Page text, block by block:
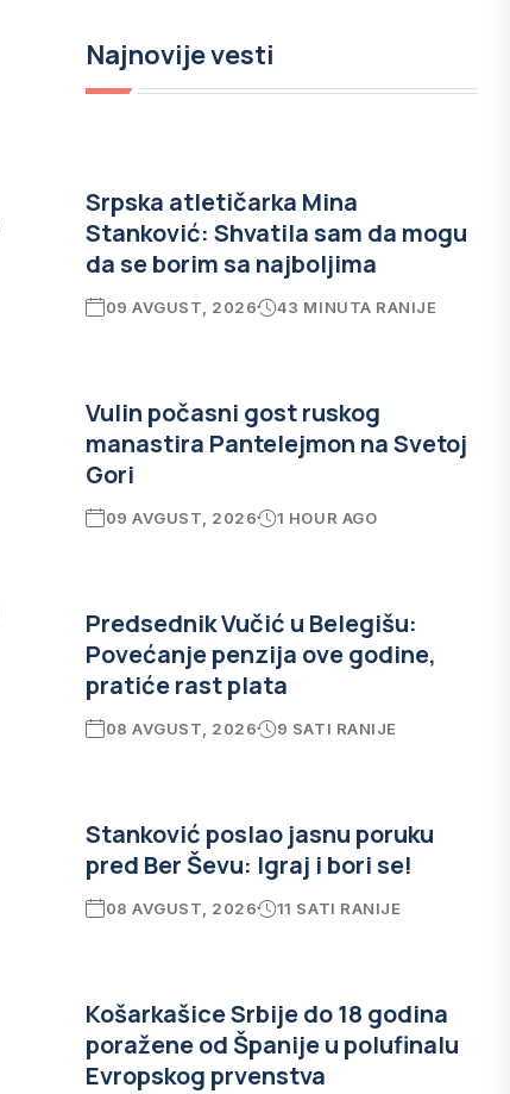
Najnovije vesti
Srpska atletičarka Mina
Stanković: Shvatila sam da mogu
da se borim sa najboljima
09 AVGUST, 2026 43 MINUTA RANIJE
Vulin počasni gost ruskog
manastira Pantelejmon na Svetoj
Gori
09 AVGUST, 2026 1 HOUR AGO
Predsednik Vučić u Belegišu:
Povećanje penzija ove godine,
pratiće rast plata
08 AVGUST, 2026 9 SATI RANIJE
Stanković poslao jasnu poruku
pred Ber Ševu: Igraj i bori se!
08 AVGUST, 2026 11 SATI RANIJE
Košarkašice Srbije do 18 godina
poražene od Španije u polufinalu
Evropskog prvenstva